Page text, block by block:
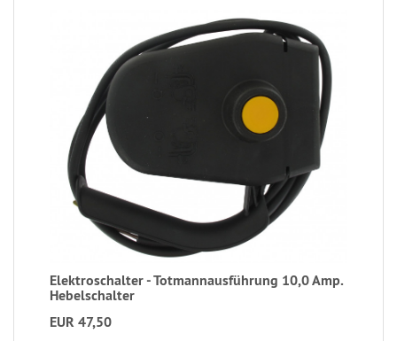
Elektroschalter - Totmannausführung 10,0 Amp.
Hebelschalter
EUR 47,50